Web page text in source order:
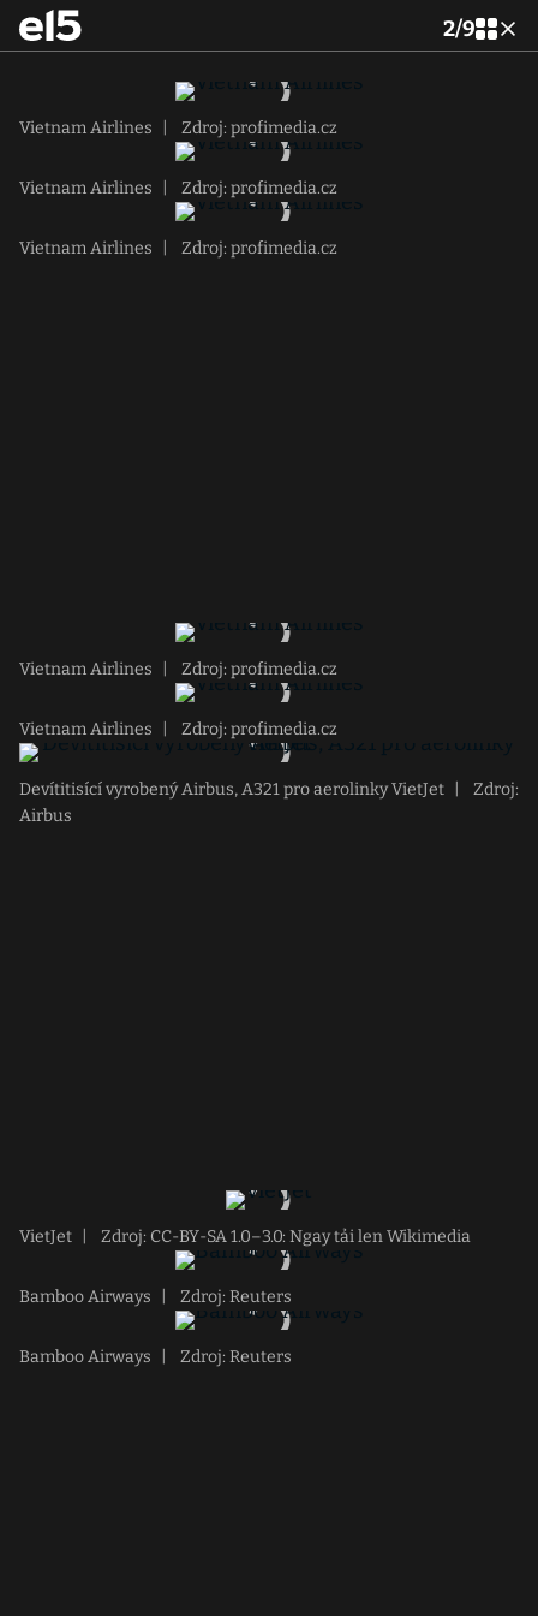
2/9
Vietnam Airlines Zdroj: profimedia.cz
Vietnam Airlines Zdroj: profimedia.cz
Vietnam Airlines Zdroj: profimedia.cz
Vietnam Airlines Zdroj: profimedia.cz
Vietnam Airlines Zdroj: profimedia.cz
Devítitisící vyrobený Airbus, A321 pro aerolinky VietJet
Zdroj:
Airbus
VietJet Zdroj: CC-BY-SA 1.0–3.0: Ngay tải len Wikimedia
Bamboo Airways Zdroj: Reuters
Bamboo Airways Zdroj: Reuters